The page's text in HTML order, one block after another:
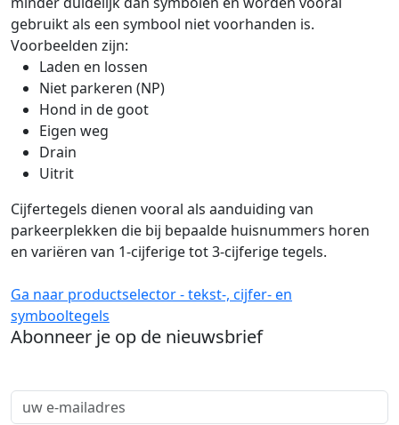
gebruikt als een symbool niet voorhanden is.
Voorbeelden zijn:
Laden en lossen
Niet parkeren (NP)
Hond in de goot
Eigen weg
Drain
Uitrit
Cijfertegels dienen vooral als aanduiding van
parkeerplekken die bij bepaalde huisnummers horen
en variëren van 1-cijferige tot 3-cijferige tegels.
Ga naar productselector - tekst-, cijfer- en
symbooltegels
Abonneer je op de nieuwsbrief